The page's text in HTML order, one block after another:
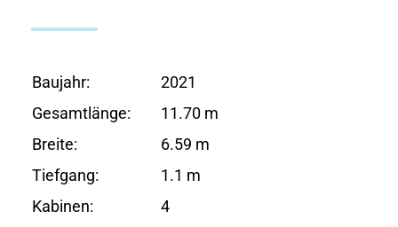
Baujahr:
2021
Gesamtlänge:
11.70 m
Breite:
6.59 m
Tiefgang:
1.1 m
Kabinen:
4